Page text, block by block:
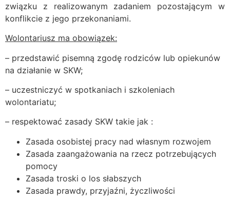
związku z realizowanym zadaniem pozostającym w
konflikcie z jego przekonaniami.
Wolontariusz ma obowiązek:
– przedstawić pisemną zgodę rodziców lub opiekunów
na działanie w SKW;
– uczestniczyć w spotkaniach i szkoleniach
wolontariatu;
– respektować zasady SKW takie jak :
Zasada osobistej pracy nad własnym rozwojem
Zasada zaangażowania na rzecz potrzebujących
pomocy
Zasada troski o los słabszych
Zasada prawdy, przyjaźni, życzliwości